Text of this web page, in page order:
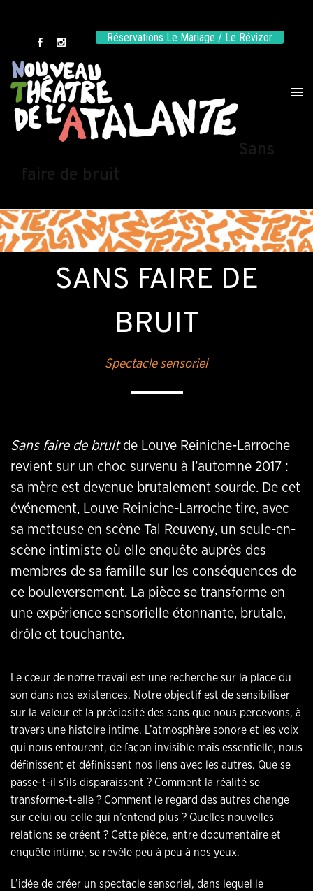
Réservations Le Mariage / Le Révizor
Sans
faire de bruit
SANS FAIRE DE
BRUIT
Spectacle sensoriel
Sans faire de bruitde Louve Reiniche-Larroche
revient sur un choc survenu à l’automne 2017 :
sa mère est devenue brutalement sourde. De cet
événement, Louve Reiniche-Larroche tire, avec
sa metteuse en scène Tal Reuveny, un seule-en-
scène intimiste où elle enquête auprès des
membres de sa famille sur les conséquences de
ce bouleversement. La pièce se transforme en
une expérience sensorielle étonnante, brutale,
drôle et touchante.
Le cœur de notre travail est une recherche sur la place du
son dans nos existences. Notre objectif est de sensibiliser
sur la valeur et la préciosité des sons que nous percevons, à
travers une histoire intime. L’atmosphère sonore et les voix
qui nous entourent, de façon invisible mais essentielle, nous
définissent et définissent nos liens avec les autres. Que se
passe-t-il s’ils disparaissent ? Comment la réalité se
transforme-t-elle ? Comment le regard des autres change
sur celui ou celle qui n’entend plus ? Quelles nouvelles
relations se créent ? Cette pièce, entre documentaire et
enquête intime, se révèle peu à peu à nos yeux.
L’idée de créer un spectacle sensoriel, dans lequel le